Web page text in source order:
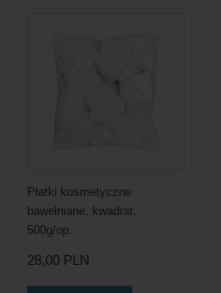
Płatki kosmetyczne
bawełniane, kwadrat,
500g/op.
28,00 PLN